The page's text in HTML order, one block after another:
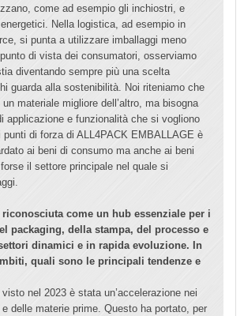
come ad esempio gli inchiostri, e
Nella logistica, ad esempio in
si punta a utilizzare imballaggi meno
di vista dei consumatori, osserviamo
diventando sempre più una scelta
guarda alla sostenibilità. Noi riteniamo che
materiale migliore dell’altro, ma bisogna
applicazione e funzionalità che si vogliono
punti di forza di ALL4PACK EMBALLAGE è
ai beni di consumo ma anche ai beni
il settore principale nel quale si
come un hub essenziale per i
packaging, della stampa, del processo e
dinamici e in rapida evoluzione. In
quali sono le principali tendenze e
nel 2023 è stata un’accelerazione nei
e delle materie prime. Questo ha portato, per